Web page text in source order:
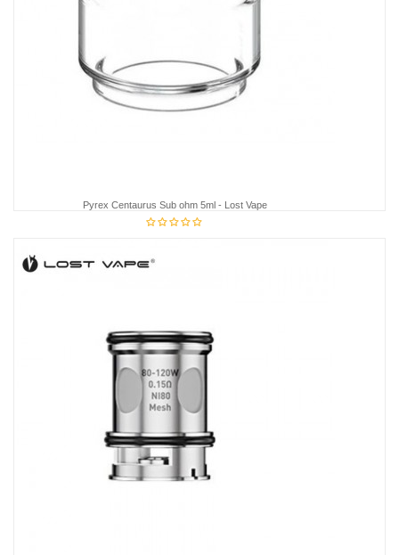
Pyrex Centaurus Sub ohm 5ml - Lost Vape